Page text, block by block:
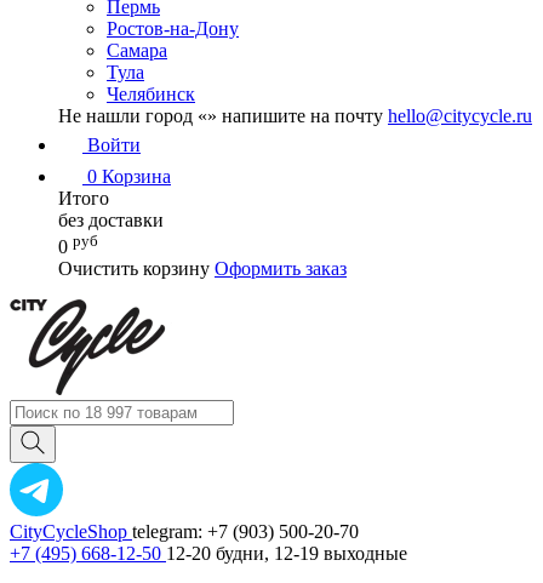
Пермь
Ростов-на-Дону
Самара
Тула
Челябинск
Не нашли город «» напишите на почту hello@citycycle.ru
Войти
0 Корзина
Итого
без доставки
0 руб
Очистить корзину Оформить заказ
CityCycleShop telegram: +7 (903) 500-20-70
+7 (495) 668-12-50 12-20 будни, 12-19 выходные